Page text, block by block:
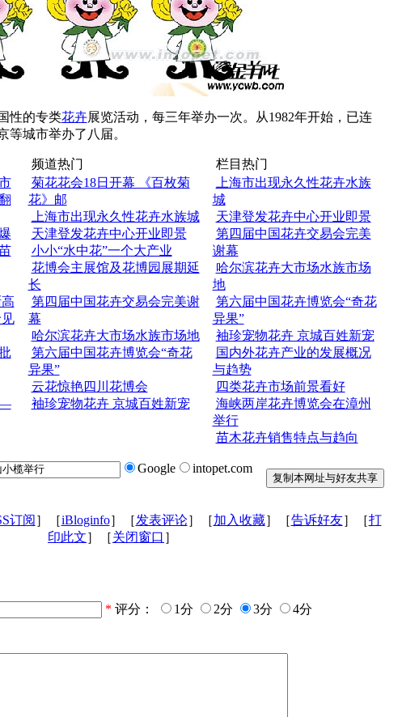
性的专类花卉展览活动，每三年举办一次。从1982年开始，已连
等城市举办了八届。
频道热门
菊花花会18日开幕 《百枚菊
花》邮
上海市出现永久性花卉水族城
天津登发花卉中心开业即景
小小“水中花”一个大产业
花博会主展馆及花博园展期延
长
第四届中国花卉交易会完美谢
幕
哈尔滨花卉大市场水族市场地
第六届中国花卉博览会“奇花
异果”
云花惊艳四川花博会
袖珍宠物花卉 京城百姓新宠
栏目热门
上海市出现永久性花卉水族
城
天津登发花卉中心开业即景
第四届中国花卉交易会完美
谢幕
哈尔滨花卉大市场水族市场
地
第六届中国花卉博览会“奇花
异果”
袖珍宠物花卉 京城百姓新宠
国内外花卉产业的发展概况
与趋势
四类花卉市场前景看好
海峡两岸花卉博览会在漳州
举行
苗木花卉销售特点与趋向
Google intopet.com
订阅 ］［iBloginfo］［发表评论］［加入收藏］［告诉好友］［打
印此文］［关闭窗口 ］
* 评分： 1分 2分 3分
4分